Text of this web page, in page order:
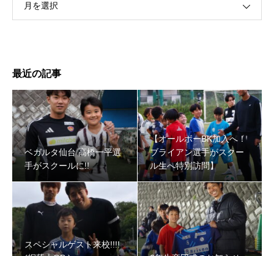
月を選択
最近の記事
ベガルタ仙台 高橋一平選
手がスクールに!!
【オールボーBK加入へ！
ブライアン選手がスクー
ル生へ特別訪問】
スペシャルゲスト来校!!!!